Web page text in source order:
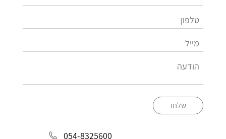
שלחו
054-8325600